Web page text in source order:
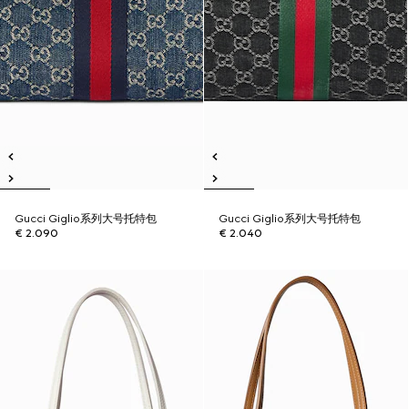
Gucci Giglio系列大号托特包
€ 2.090
Gucci Giglio系列大号托特包
€ 2.040